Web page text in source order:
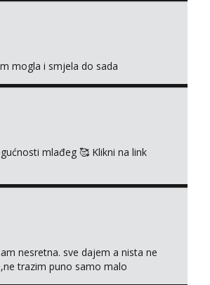
mogla i smjela do sada
mlađeg 🥰 Klikni na link
nesretna. sve dajem a nista ne
trazim puno samo malo